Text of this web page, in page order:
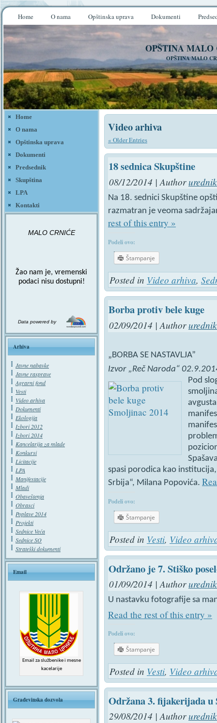
Home O nama Opštinska uprava Dokumenti
OPŠTINA MALO
OPŠTINA MALO
Home
O nama
Opštinska uprava
Dokumenti
Predsednik
Skupština
LPA
Kontakti
MALO CRNIĆE
Žao nam je, vremenski
podaci nisu dostupni!
Data powered by
Arhiva
Javne nabavke
Javne rasprave
Agrarni fond
Vesti
Video arhiva
Dokumenti
Ekologija
Izbori 2012
Izbori 2014
Kancelarija za mlade
Konkursi
Licitacije
LPA
Manifestacije
Mladi
Obaveštenja
Obrasci
Poplave 2014
Projekti
Sednice Veća
Sednice SO
Strateški dokumenti
Email
Email za službenike i mesne
kacelarije
Građevinska dozvola
Video arhiva
« Older Entries
18 sednica Skupštine
08/12/2014 | Authorurednik
Na 18. sednici Skupštine
razmatran je veoma
rest of this entry »
Podeli ovo:
Štampanje
Posted in Video arhiva,
Borba protiv bele kuge
02/09/2014 | Authorurednik
„BORBA SE NASTAVLJA”
Izvor „Reč Naroda“
Pod
spasi porodica kao
Srbija“, Milana Popovića.
Podeli ovo:
Štampanje
Posted in Vesti, Video
Održano je 7. Stiško
01/09/2014 | Authorurednik
U nastavku fotografije sa
Read the rest of this entry »
Podeli ovo:
Štampanje
Posted in Vesti, Video
Održana 3. fijakerijada
29/08/2014 | Authorurednik